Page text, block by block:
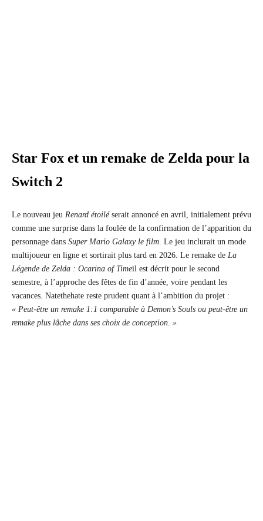
Star Fox et un remake de Zelda pour la
Switch 2
Le nouveau jeu Renard étoiléserait annoncé en avril, initialement prévu
comme une surprise dans la foulée de la confirmation de l’apparition du
personnage dans Super Mario Galaxy le film . Le jeu inclurait un mode
multijoueur en ligne et sortirait plus tard en 2026. Le remake de La
Légende de Zelda : Ocarina of Timeil est décrit pour le second
semestre, à l’approche des fêtes de fin d’année, voire pendant les
vacances. Natethehate reste prudent quant à l’ambition du projet :
« Peut-être un remake 1:1 comparable à Demon’s Souls ou peut-être un
remake plus lâche dans ses choix de conception. »